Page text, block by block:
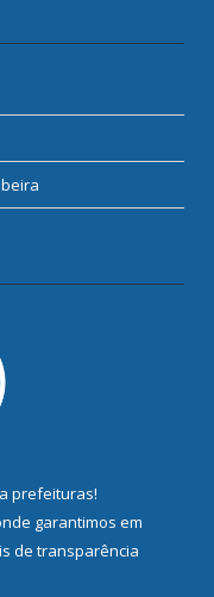
prefeituras!
garantimos em
de transparência